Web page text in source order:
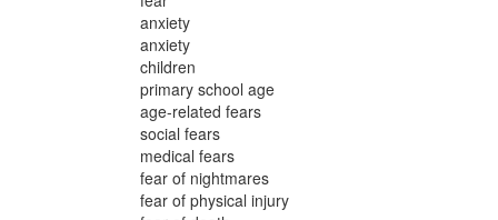
anxiety
anxiety
children
primary school age
age-related fears
social fears
medical fears
fear of nightmares
fear of physical injury